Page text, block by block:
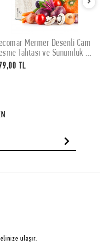
SEPETE EKLE
Mermer Desenli Cam
Tahtası ve Sunumluk 25
cmTL
ulaşır.